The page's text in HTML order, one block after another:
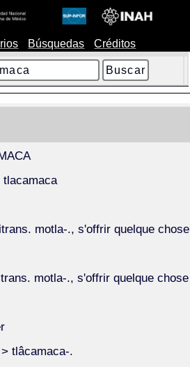
Búsquedas Créditos
tlacamaca
motla-., s'offrir quelque chose
motla-., s'offrir quelque chose
tlâcamaca-.